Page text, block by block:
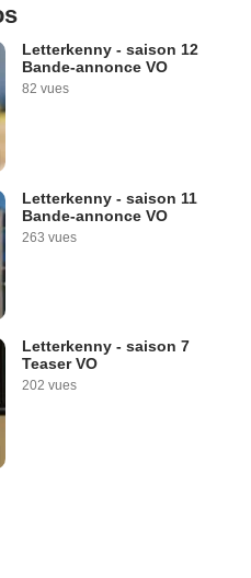
Letterkenny - saison 12
Bande-annonce VO
82 vues
Letterkenny - saison 11
Bande-annonce VO
263 vues
Letterkenny - saison 7
Teaser VO
202 vues